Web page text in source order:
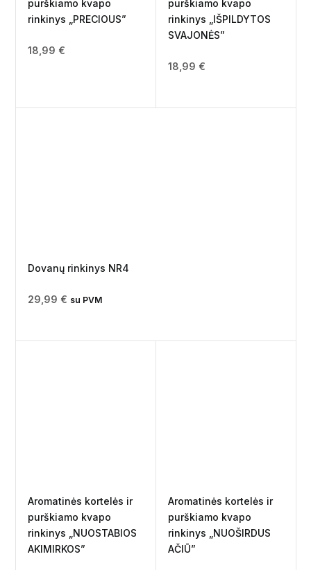
purškiamo kvapo
rinkinys „PRECIOUS”
18,99 €
purškiamo kvapo
rinkinys „IŠPILDYTOS
SVAJONĖS”
18,99 €
Dovanų rinkinys NR4
29,99 € su PVM
Aromatinės kortelės ir
purškiamo kvapo
rinkinys „NUOSTABIOS
AKIMIRKOS”
Aromatinės kortelės ir
purškiamo kvapo
rinkinys „NUOŠIRDUS
AČIŪ”